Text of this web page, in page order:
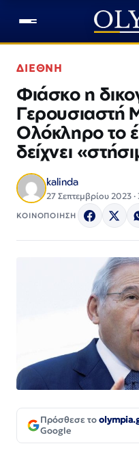
ΔΙΕΘΝΗ
Φιάσκο η
Γερουσιαστή
Ολόκληρο το
δείχνει
kalinda
27 Σεπτεμβρίου 2023
ΚΟΙΝΟΠΟΙΗΣΗ
Πρόσθεσε το
Google